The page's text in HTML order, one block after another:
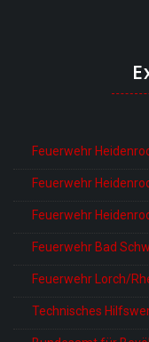
Feuerwehr
Feuerwehr
Feuerwehr
Feuerwehr Bad
Feuerwehr Lorch/
Technisches